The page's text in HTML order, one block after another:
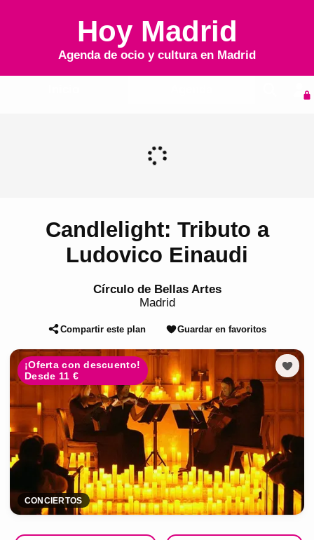
Hoy Madrid
Agenda de ocio y cultura en Madrid
Candlelight: Tributo a
Ludovico Einaudi
Círculo de Bellas Artes
Madrid
Compartir este plan Guardar en favoritos
¡Oferta con descuento!
Desde 11 €
CONCIERTOS